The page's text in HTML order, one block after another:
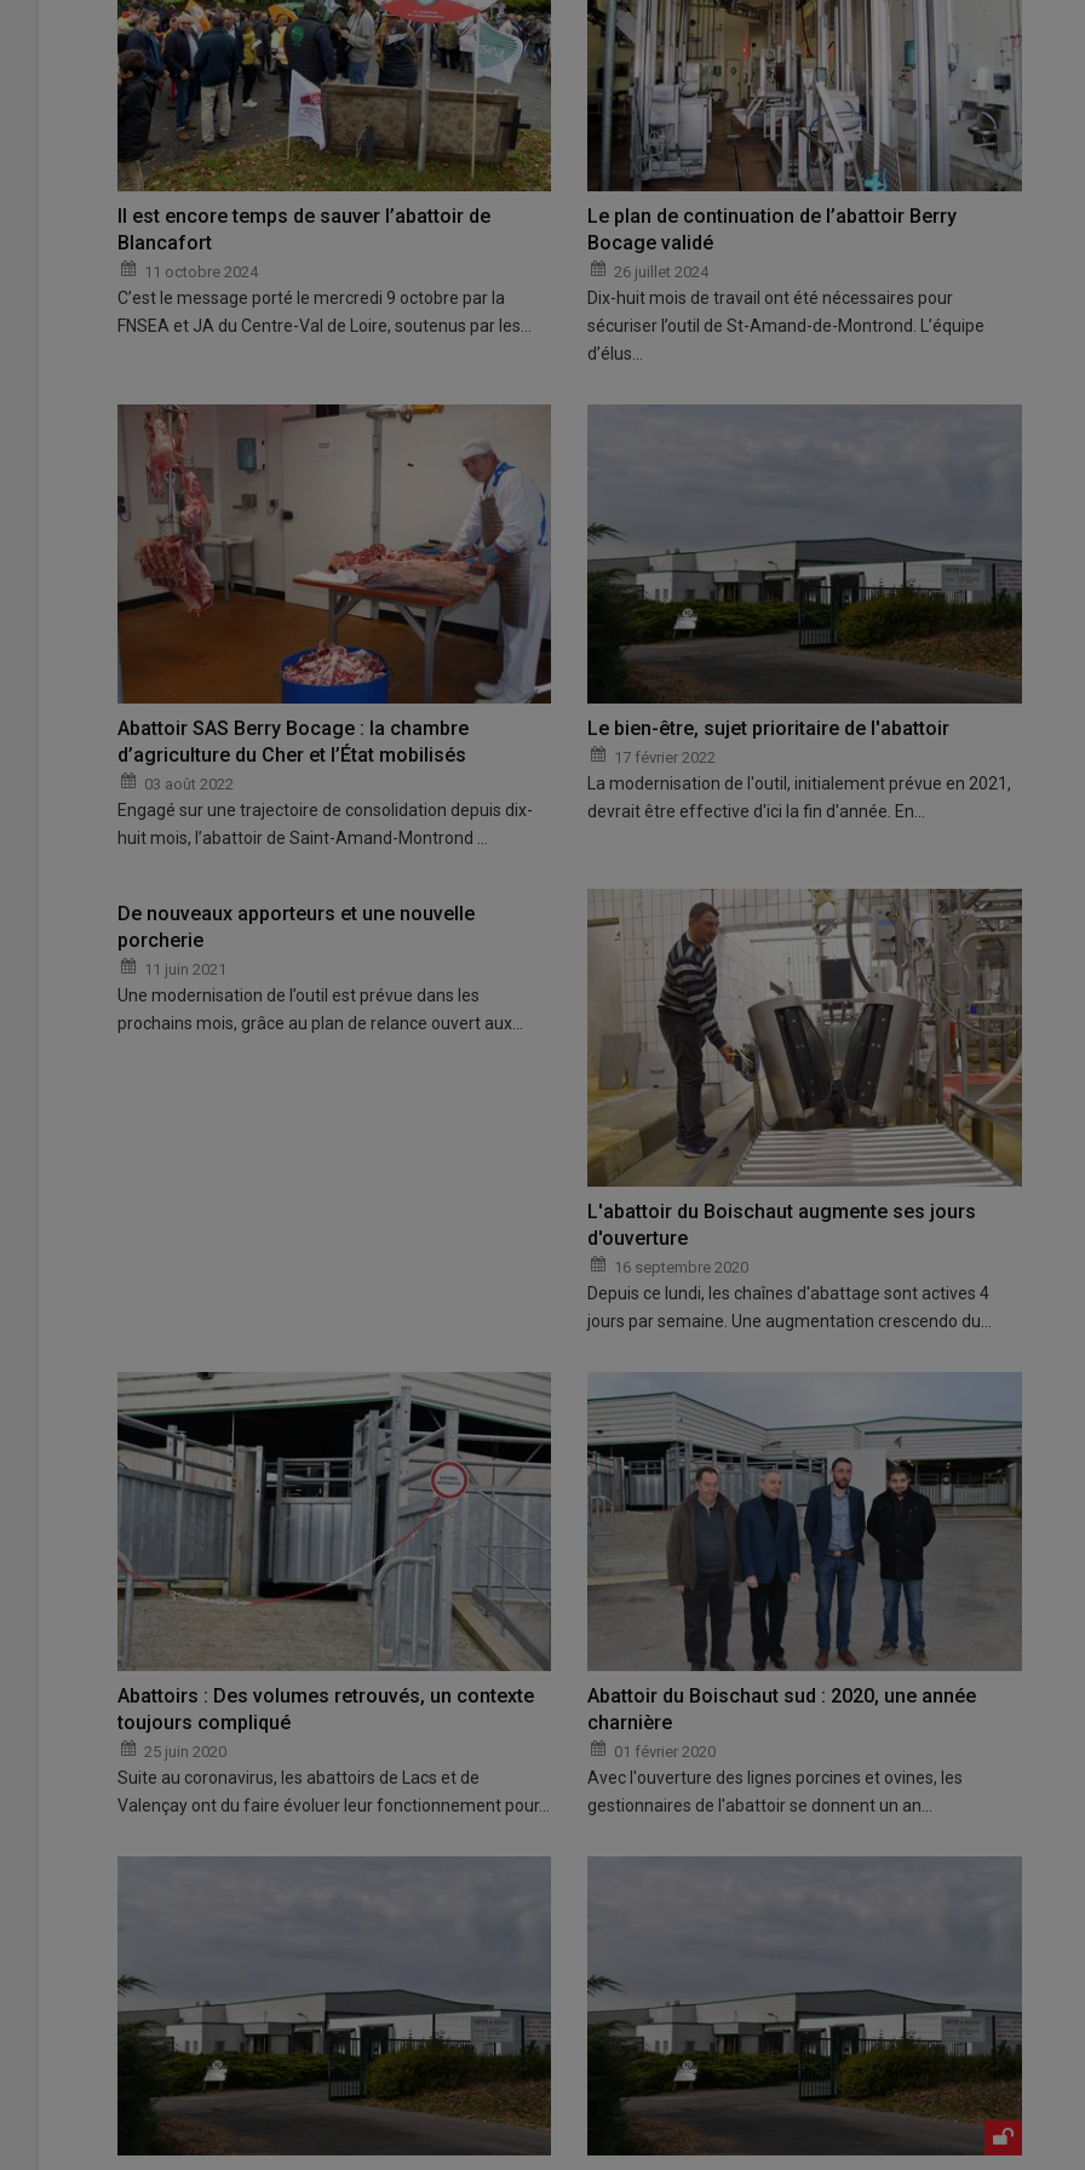
Il est encore temps de sauver l’abattoir de
Blancafort
11 octobre 2024
C’est le message porté le mercredi 9 octobre par la
FNSEA et JA du Centre-Val de Loire, soutenus par les…
Le plan de continuation de l’abattoir Berry
Bocage validé
26 juillet 2024
Dix-huit mois de travail ont été nécessaires pour
sécuriser l’outil de St-Amand-de-Montrond. L’équipe
d’élus…
Abattoir SAS Berry Bocage : la chambre
d’agriculture du Cher et l’État mobilisés
03 août 2022
Engagé sur une trajectoire de consolidation depuis dix-
huit mois, l’abattoir de Saint-Amand-Montrond …
Le bien-être, sujet prioritaire de l'abattoir
17 février 2022
La modernisation de l'outil, initialement prévue en 2021,
devrait être effective d'ici la fin d'année. En…
De nouveaux apporteurs et une nouvelle
porcherie
11 juin 2021
Une modernisation de l’outil est prévue dans les
prochains mois, grâce au plan de relance ouvert aux…
L'abattoir du Boischaut augmente ses jours
d'ouverture
16 septembre 2020
Depuis ce lundi, les chaînes d'abattage sont actives 4
jours par semaine. Une augmentation crescendo du…
Abattoirs : Des volumes retrouvés, un contexte
toujours compliqué
25 juin 2020
Suite au coronavirus, les abattoirs de Lacs et de
Valençay ont du faire évoluer leur fonctionnement pour…
Abattoir du Boischaut sud : 2020, une année
charnière
01 février 2020
Avec l'ouverture des lignes porcines et ovines, les
gestionnaires de l'abattoir se donnent un an…